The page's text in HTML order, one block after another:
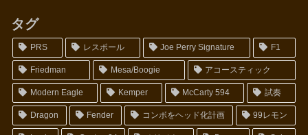
タグ
PRS レスポール Joe Perry Signature F1
Friedman Mesa/Boogie アコースティック
Modern Eagle Kemper McCarty 594 試奏
Dragon Fender コンボをヘッド化計画 99レモン